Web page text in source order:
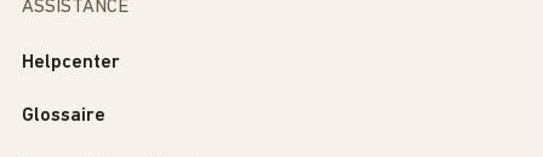
ASSISTANCE
Helpcenter
Glossaire